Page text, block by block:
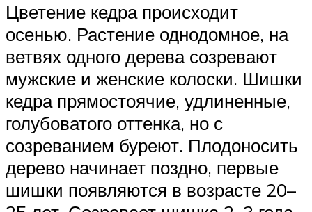
Цветение кедра происходит
осенью. Растение однодомное, на
ветвях одного дерева созревают
мужские и женские колоски. Шишки
кедра прямостоячие, удлиненные,
голубоватого оттенка, но с
созреванием буреют. Плодоносить
дерево начинает поздно, первые
шишки появляются в возрасте 20–